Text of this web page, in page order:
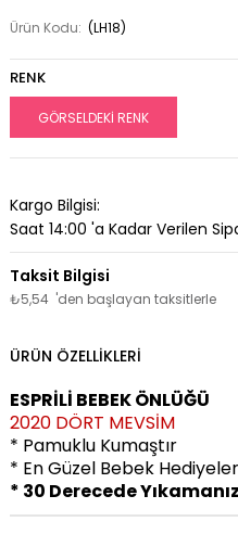
Ürün Kodu: (LH18)
RENK
GÖRSELDEKİ RENK
Kargo Bilgisi:
Saat 14:00 'a Kadar Verilen
₺5,54 'den başlayan taksitlerle
ÜRÜN ÖZELLIKLERI
ESPRİLİ BEBEK ÖNLÜĞÜ
2020 DÖRT MEVSİM
* Pamuklu Kumaştır
* En Güzel Bebek
* 30 Derecede